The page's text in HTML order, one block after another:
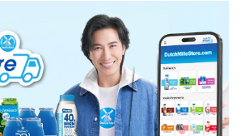
ลูกพืชผักสวนครัว ขนานนามเป็นสวน
นเมือง T77 ภายใต้ชื่อ Sansiri
ยมกิจกรรมการปลูกและเก็บเกี่ยวไว้ให้
วิตสำหรับธรรมชาติอย่างครบครัน อีก
ให้ทุกคนสามารถมาร่วมปลูกและซื้อผัก
อร์แกนิกจากสวนหลังบ้านนี้อีกด้วย